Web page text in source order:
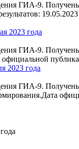
ГИА-9.
2023 года
ГИА-9.
2023 года
ГИА-9.